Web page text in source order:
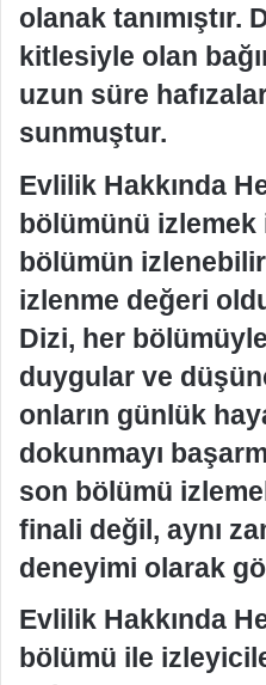
olanak tanımıştır.
kitlesiyle olan
uzun süre
sunmuştur.
Evlilik Hakkında
bölümünü
bölümün
izlenme değeri
Dizi, her
duygular ve
onların günlük
dokunmayı
son bölümü
finali değil, aynı
deneyimi olarak
Evlilik Hakkında
bölümü ile